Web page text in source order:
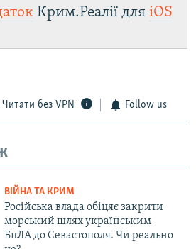
Крим.Реалії для iOS
Читати без VPN Follow us
ВІЙНА ТА КРИМ
Російська влада обіцяє закрити
морський шлях українським
БпЛА до Севастополя. Чи реально